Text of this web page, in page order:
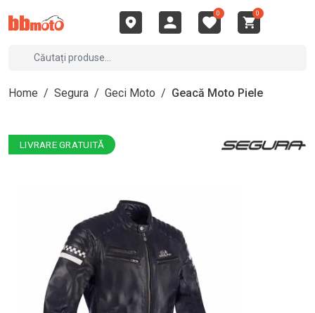
0 0
Home / Segura / Geci Moto / Geacă Moto Piele
LIVRARE GRATUITĂ